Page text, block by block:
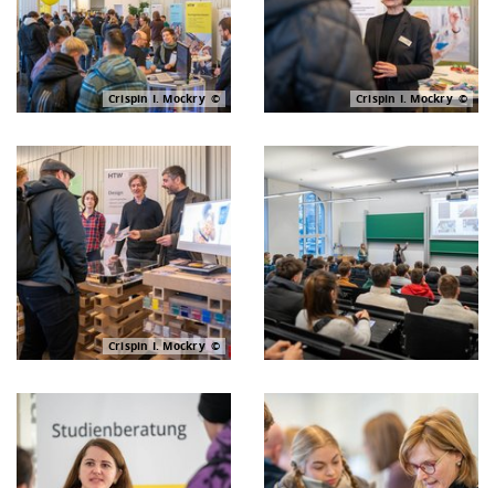
Crispin I. Mockry Crispin I. Mockry
Crispin I. Mockry